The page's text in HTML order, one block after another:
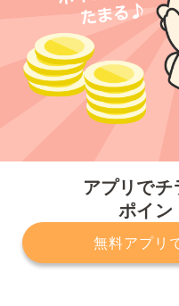
アプリで
ポイン
無料アプリ
プライバシーポリシ
サービスに関してのお問